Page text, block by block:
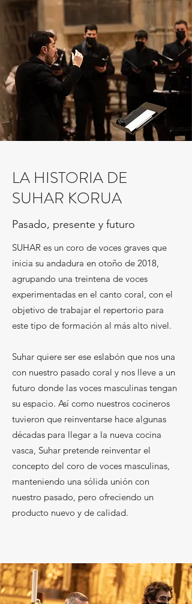
LA HISTORIA DE
SUHAR KORUA
Pasado, presente y futuro
SUHAR es un coro de voces graves que
inicia su andadura en otoño de 2018,
agrupando una treintena de voces
experimentadas en el canto coral, con el
objetivo de trabajar el repertorio para
este tipo de formación al más alto nivel.
Suhar quiere ser ese eslabón que nos una
con nuestro pasado coral y nos lleve a un
futuro donde las voces masculinas tengan
su espacio. Así como nuestros cocineros
tuvieron que reinventarse hace algunas
décadas para llegar a la nueva cocina
vasca, Suhar pretende reinventar el
concepto del coro de voces masculinas,
manteniendo una sólida unión con
nuestro pasado, pero ofreciendo un
producto nuevo y de calidad.